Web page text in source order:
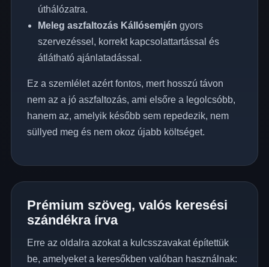
úthálózatra.
Meleg aszfaltozás Kállósemjén gyors
szervezéssel, korrekt kapcsolattartással és
átlátható ajánlatadással.
Ez a szemlélet azért fontos, mert hosszú távon
nem az a jó aszfaltozás, ami elsőre a legolcsóbb,
hanem az, amelyik később sem repedezik, nem
süllyed meg és nem okoz újabb költséget.
Prémium szöveg, valós keresési
szándékra írva
Erre az oldalra azokat a kulcsszavakat építettük
be, amelyeket a keresőkben valóban használnak: